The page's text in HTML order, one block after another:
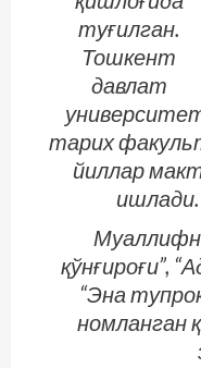
туғилган.
Тошкент
давлат
тарих
йиллар
қўнғироғи”,
“Эна
номланган